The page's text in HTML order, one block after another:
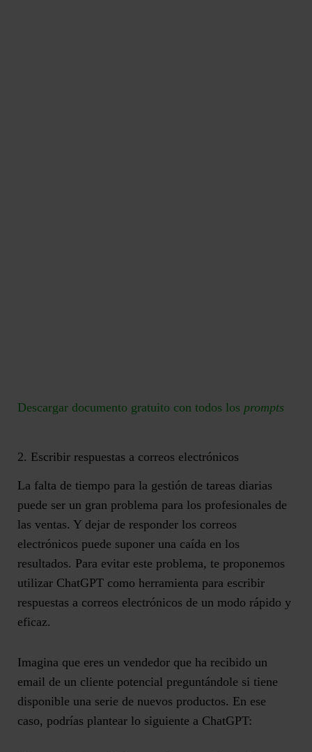
Descargar documento gratuito con todos los prompts
2. Escribir respuestas a correos electrónicos
La falta de tiempo para la gestión de tareas diarias
puede ser un gran problema para los profesionales de
las ventas. Y dejar de responder los correos
electrónicos puede suponer una caída en los
resultados. Para evitar este problema, te proponemos
utilizar ChatGPT como herramienta para escribir
respuestas a correos electrónicos de un modo rápido y
eficaz.
Imagina que eres un vendedor que ha recibido un
email de un cliente potencial preguntándole si tiene
disponible una serie de nuevos productos. En ese
caso, podrías plantear lo siguiente a ChatGPT: